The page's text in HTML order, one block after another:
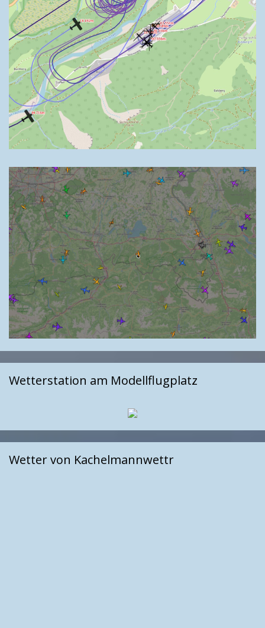
Wetterstation am Modellflugplatz
Wetter von Kachelmannwettr